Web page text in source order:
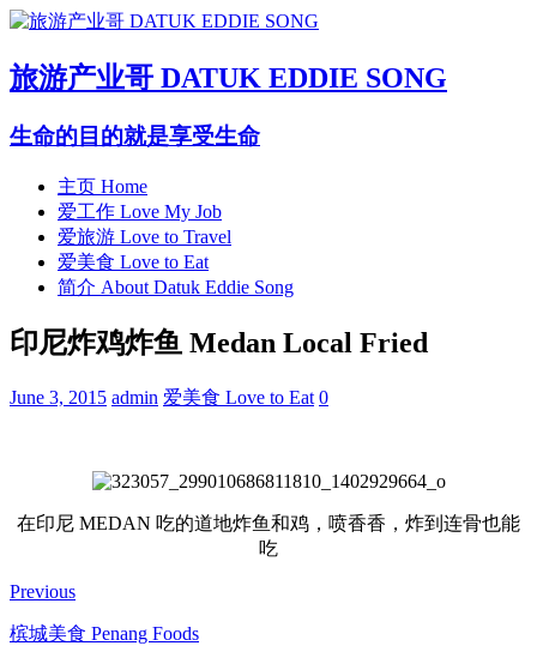
旅游产业哥 DATUK EDDIE SONG
生命的目的就是享受生命
主页 Home
爱工作 Love My Job
爱旅游 Love to Travel
爱美食 Love to Eat
简介 About Datuk Eddie Song
印尼炸鸡炸鱼 Medan Local Fried
June 3, 2015 admin 爱美食 Love to Eat 0
在印尼 MEDAN 吃的道地炸鱼和鸡，喷香香，炸到连骨也能
吃
Previous
槟城美食 Penang Foods